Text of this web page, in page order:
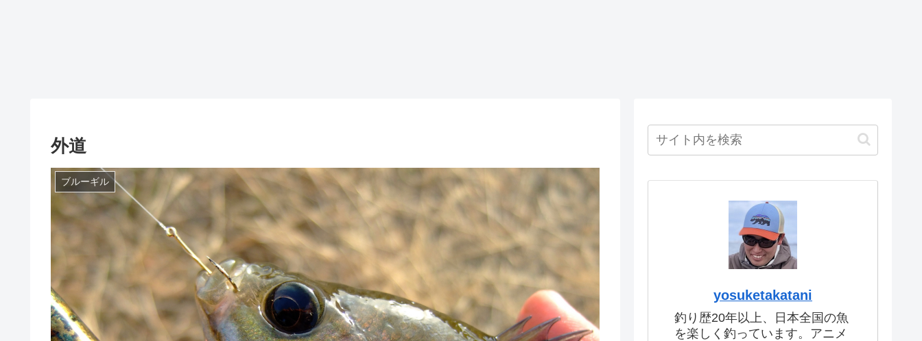
外道
ブルーギル
yosuketakatani
釣り歴20年以上、日本全国の魚
を楽しく釣っています。アニメ